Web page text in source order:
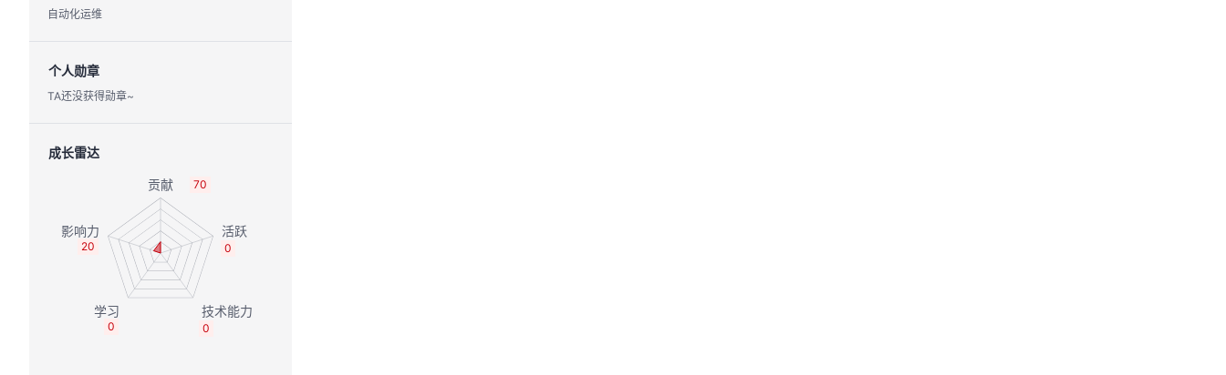
自动化运维
个人勋章
TA还没获得勋章~
成长雷达
70
0
0
0
20